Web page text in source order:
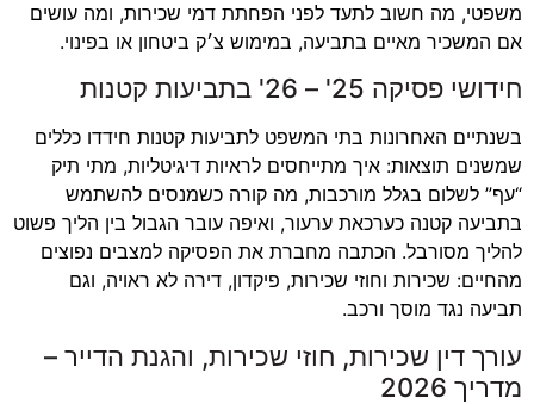
משפטי, מה חשוב לתעד לפני הפחתת דמי שכירות, ומה עושים
אם המשכיר מאיים בתביעה, במימוש צ׳ק ביטחון או בפינוי.
חידושי פסיקה 25' – 26' בתביעות קטנות
בשנתיים האחרונות בתי המשפט לתביעות קטנות חידדו כללים
שמשנים תוצאות: איך מתייחסים לראיות דיגיטליות, מתי תיק
“עף” לשלום בגלל מורכבות, מה קורה כשמנסים להשתמש
בתביעה קטנה כערכאת ערעור, ואיפה עובר הגבול בין הליך פשוט
להליך מסורבל. הכתבה מחברת את הפסיקה למצבים נפוצים
מהחיים: שכירות וחוזי שכירות, פיקדון, דירה לא ראויה, וגם
תביעה נגד מוסך ורכב.
עורך דין שכירות, חוזי שכירות, והגנת הדייר –
מדריך 2026